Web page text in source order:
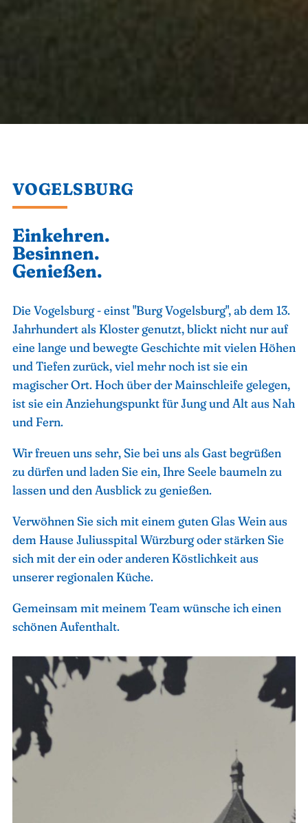
VOGELSBURG
Einkehren.
Besinnen.
Genießen.
Die Vogelsburg - einst "Burg Vogelsburg", ab dem 13.
Jahrhundert als Kloster genutzt, blickt nicht nur auf
eine lange und bewegte Geschichte mit vielen Höhen
und Tiefen zurück, viel mehr noch ist sie ein
magischer Ort. Hoch über der Mainschleife gelegen,
ist sie ein Anziehungspunkt für Jung und Alt aus Nah
und Fern.
Wir freuen uns sehr, Sie bei uns als Gast begrüßen
zu dürfen und laden Sie ein, Ihre Seele baumeln zu
lassen und den Ausblick zu genießen.
Verwöhnen Sie sich mit einem guten Glas Wein aus
dem Hause Juliusspital Würzburg oder stärken Sie
sich mit der ein oder anderen Köstlichkeit aus
unserer regionalen Küche.
Gemeinsam mit meinem Team wünsche ich einen
schönen Aufenthalt.